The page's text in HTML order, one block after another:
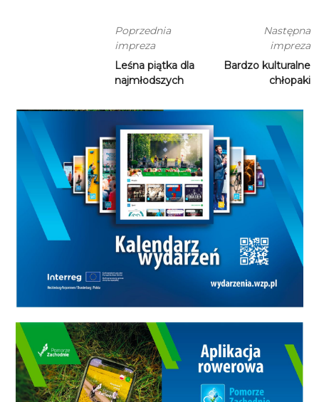
Poprzednia
impreza
Leśna piątka dla
najmłodszych
Następna
impreza
Bardzo kulturalne
chłopaki